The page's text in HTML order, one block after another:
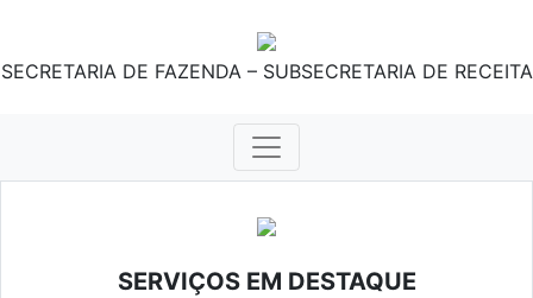
SECRETARIA DE FAZENDA – SUBSECRETARIA DE RECEITA
SERVIÇOS EM DESTAQUE